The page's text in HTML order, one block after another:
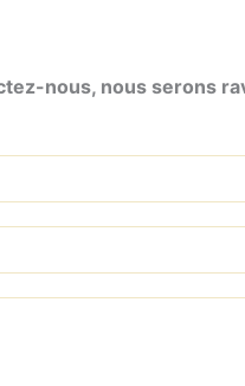
nous, nous serons